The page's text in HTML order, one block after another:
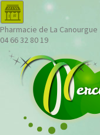
Pharmacie de La Canourgue
04 66 32 80 19